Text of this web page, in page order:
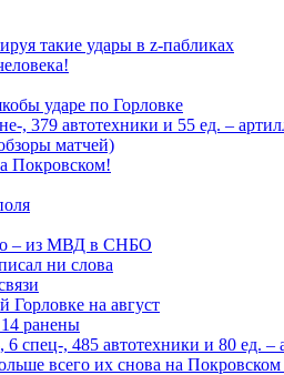
такие удары в z-пабликах
ударе по Горловке
автотехники и 55 ед. –
матчей)
Покровском!
– из МВД в СНБО
ни слова
на август
ранены
, 485 автотехники и 80 ед. –
всего их снова на Покровском